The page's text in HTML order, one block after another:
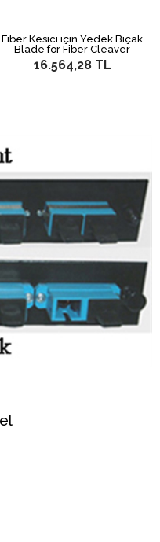
Fiber Kesici için Yedek Bıçak
Blade for Fiber Cleaver
16.564,28 TL